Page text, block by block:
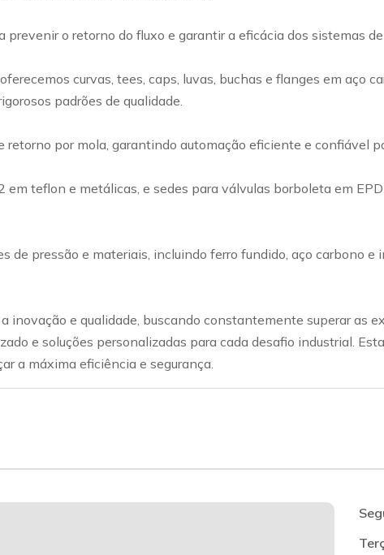
o retorno do fluxo e garantir a eficácia dos sistemas
curvas, tees, caps, luvas, buchas e flanges em aço
padrões de qualidade.
retorno por mola, garantindo automação eficiente e confiável
em teflon e metálicas, e sedes para válvulas borboleta em
de pressão e materiais, incluindo ferro fundido, aço carbono
inovação e qualidade, buscando constantemente superar as
e soluções personalizadas para cada desafio industrial.
a máxima eficiência e segurança.